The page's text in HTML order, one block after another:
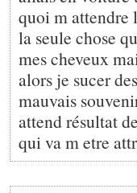
quoi m attendre
la seule chose
mes cheveux
alors je sucer
mauvais
attend résultat
qui va m etre